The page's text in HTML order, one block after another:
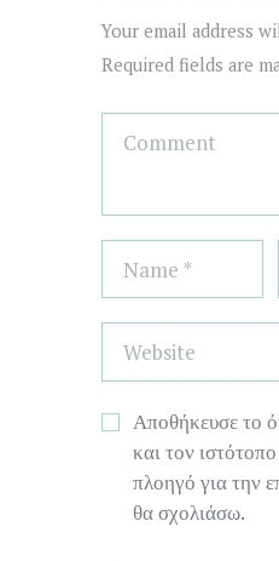
Your email address
Required fields are
Αποθήκευσε το
και τον
πλοηγό για την
θα σχολιάσω.